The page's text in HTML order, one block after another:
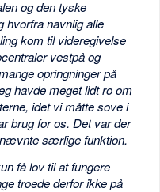
og den tyske
hvorfra navnlig alle
kom til videregivelse
vestpå og
opringninger på
havde meget lidt ro om
idet vi måtte sove i
brug for os. Det var der
særlige funktion.
få lov til at fungere
troede derfor ikke på